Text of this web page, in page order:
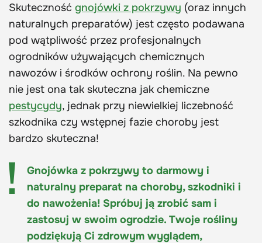
Skuteczność gnojówki z pokrzywy (oraz innych
naturalnych preparatów) jest często podawana
pod wątpliwość przez profesjonalnych
ogrodników używających chemicznych
nawozów i środków ochrony roślin. Na pewno
nie jest ona tak skuteczna jak chemiczne
pestycydy, jednak przy niewielkiej liczebność
szkodnika czy wstępnej fazie choroby jest
bardzo skuteczna!
Gnojówka z pokrzywy to darmowy i
naturalny preparat na choroby, szkodniki i
do nawożenia! Spróbuj ją zrobić sam i
zastosuj w swoim ogrodzie. Twoje rośliny
podziękują Ci zdrowym wyglądem,